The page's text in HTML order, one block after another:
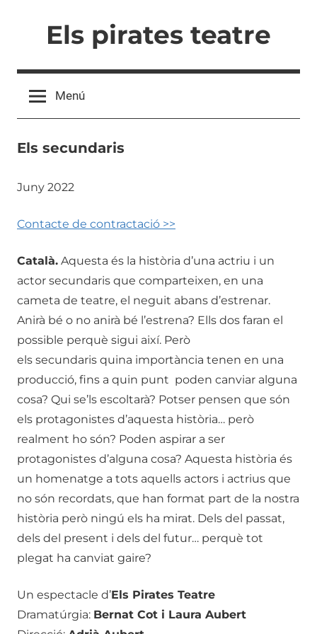
contingutEls pirates teatre
Menú
Els secundaris
Juny 2022
Contacte de contractació >>
Català. Aquesta és la història d’una actriu i un
actor secundaris que comparteixen, en una
cameta de teatre, el neguit abans d’estrenar.
Anirà bé o no anirà bé l’estrena? Ells dos faran el
possible perquè sigui així. Però
els secundaris quina importància tenen en una
producció, fins a quin punt poden canviar alguna
cosa? Qui se’ls escoltarà? Potser pensen que són
els protagonistes d’aquesta història… però
realment ho són? Poden aspirar a ser
protagonistes d’alguna cosa? Aquesta història és
un homenatge a tots aquells actors i actrius que
no són recordats, que han format part de la nostra
història però ningú els ha mirat. Dels del passat,
dels del present i dels del futur… perquè tot
plegat ha canviat gaire?
Un espectacle d’Els Pirates Teatre
Dramatúrgia: Bernat Cot i Laura Aubert